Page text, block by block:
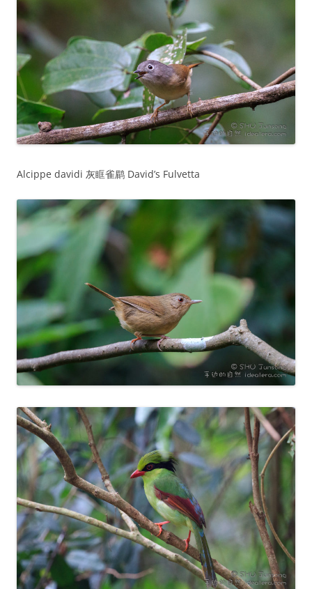
Alcippe davidi 灰眶雀鹛 David’s Fulvetta